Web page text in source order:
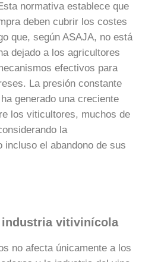
normativa establece que
deben cubrir los costes
que, según ASAJA, no está
dejado a los agricultores
efectivos para
La presión constante
generado una creciente
los viticultores, muchos de
la
incluso el abandono de sus
industria vitivinícola
no afecta únicamente a los